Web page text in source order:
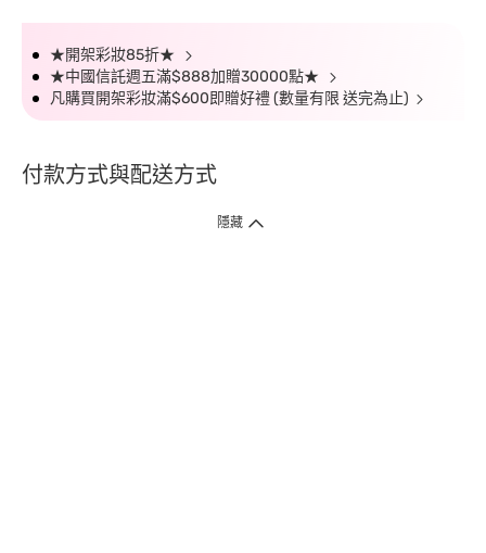
★開架彩妝85折★
★中國信託週五滿$888加贈30000點★
凡購買開架彩妝滿$600即贈好禮 (數量有限 送完為止)
付款方式與配送方式
隱藏